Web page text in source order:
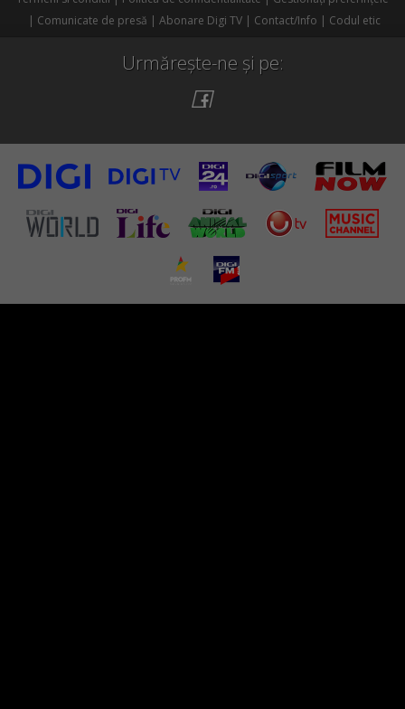
Comunicate de presă
Abonare Digi TV Contact/Info Codul etic
Urmărește-ne și pe: